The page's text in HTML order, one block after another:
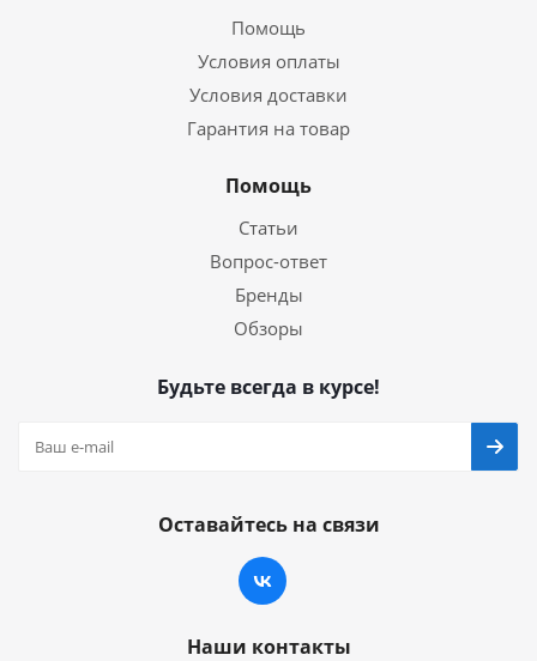
Помощь
Условия оплаты
Условия доставки
Гарантия на товар
Помощь
Статьи
Вопрос-ответ
Бренды
Обзоры
Будьте всегда в курсе!
Оставайтесь на связи
Наши контакты